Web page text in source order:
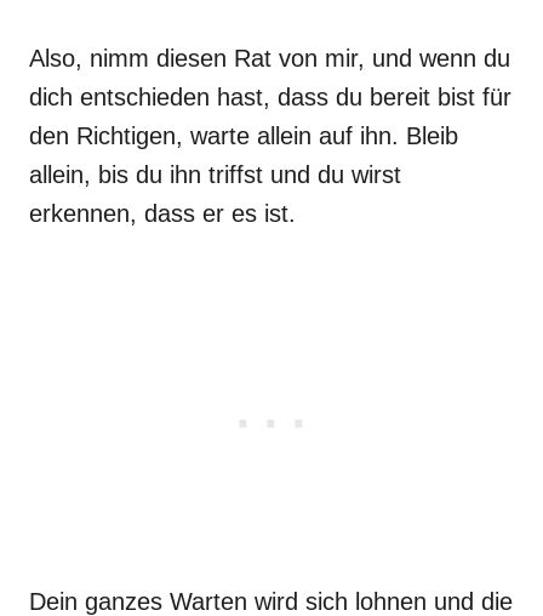
Also, nimm diesen Rat von mir, und wenn du
dich entschieden hast, dass du bereit bist für
den Richtigen, warte allein auf ihn. Bleib
allein, bis du ihn triffst und du wirst
erkennen, dass er es ist.
Dein ganzes Warten wird sich lohnen und die